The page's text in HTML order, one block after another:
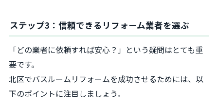
ステップ3：信頼できるリフォーム業者を選ぶ
「どの業者に依頼すれば安心？」という疑問はとても重
要です。
北区でバスルームリフォームを成功させるためには、以
下のポイントに注目しましょう。